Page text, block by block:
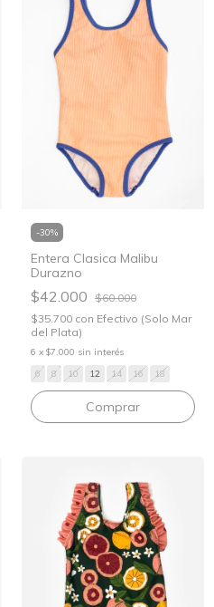
-30%
Entera Clasica Malibu
Durazno
$42.000 $60.000
$35.700 con Efectivo (Solo Mar
del Plata)
6 x $7.000 sin interés
6
8 10 12 14 16 18
Comprar